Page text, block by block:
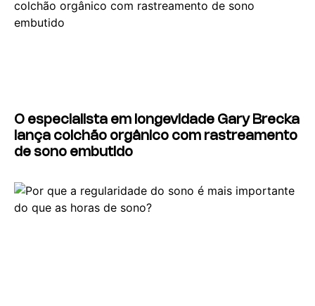
O especialista em longevidade Gary Brecka
lança colchão orgânico com rastreamento
de sono embutido